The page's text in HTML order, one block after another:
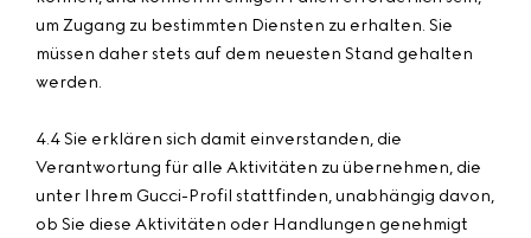
um Zugang zu bestimmten Diensten zu erhalten. Sie
müssen daher stets auf dem neuesten Stand gehalten
werden.
4.4 Sie erklären sich damit einverstanden, die
Verantwortung für alle Aktivitäten zu übernehmen, die
unter Ihrem Gucci-Profil stattfinden, unabhängig davon,
ob Sie diese Aktivitäten oder Handlungen genehmigt